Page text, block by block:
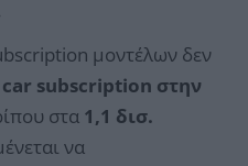
μοντέλων δεν
subscription στην
στα 1,1 δισ.
να